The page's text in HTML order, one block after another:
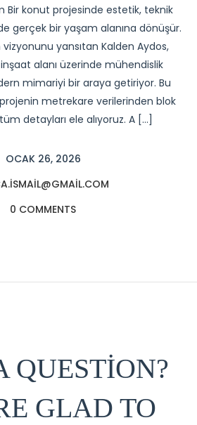
Bir konut projesinde estetik, teknik
gerçek bir yaşam alanına dönüşür.
vizyonunu yansıtan Kalden Aydos,
alanı üzerinde mühendislik
mimariyi bir araya getiriyor. Bu
metrekare verilerinden blok
detayları ele alıyoruz. A […]
OCAK 26, 2026
0 COMMENTS
QUESTION?
GLAD TO